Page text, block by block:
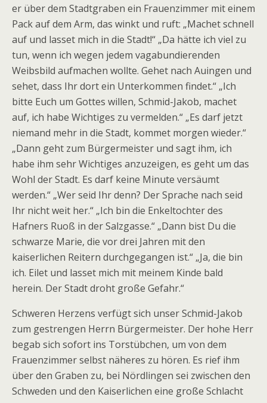
er über dem Stadtgraben ein Frauenzimmer mit einem
Pack auf dem Arm, das winkt und ruft: „Machet schnell
auf und lasset mich in die Stadt!“ „Da hätte ich viel zu
tun, wenn ich wegen jedem vagabundierenden
Weibsbild aufmachen wollte. Gehet nach Auingen und
sehet, dass Ihr dort ein Unterkommen findet.“ „Ich
bitte Euch um Gottes willen, Schmid-Jakob, machet
auf, ich habe Wichtiges zu vermelden.“ „Es darf jetzt
niemand mehr in die Stadt, kommet morgen wieder.“
„Dann geht zum Bürgermeister und sagt ihm, ich
habe ihm sehr Wichtiges anzuzeigen, es geht um das
Wohl der Stadt. Es darf keine Minute versäumt
werden.“ „Wer seid Ihr denn? Der Sprache nach seid
Ihr nicht weit her.“ „Ich bin die Enkeltochter des
Hafners Ruoß in der Salzgasse.“ „Dann bist Du die
schwarze Marie, die vor drei Jahren mit den
kaiserlichen Reitern durchgegangen ist.“ „Ja, die bin
ich. Eilet und lasset mich mit meinem Kinde bald
herein. Der Stadt droht große Gefahr.“
Schweren Herzens verfügt sich unser Schmid-Jakob
zum gestrengen Herrn Bürgermeister. Der hohe Herr
begab sich sofort ins Torstübchen, um von dem
Frauenzimmer selbst näheres zu hören. Es rief ihm
über den Graben zu, bei Nördlingen sei zwischen den
Schweden und den Kaiserlichen eine große Schlacht